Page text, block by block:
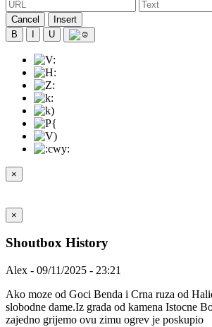
Cancel
Insert
B
U
×
×
Shoutbox History
Alex - 09/11/2025 - 23:21
Ako moze od Goci Benda i Crna ruza od
slobodne dame.Iz grada od kamena Istocne
zajedno grijemo ovu zimu ogrev je poskupio